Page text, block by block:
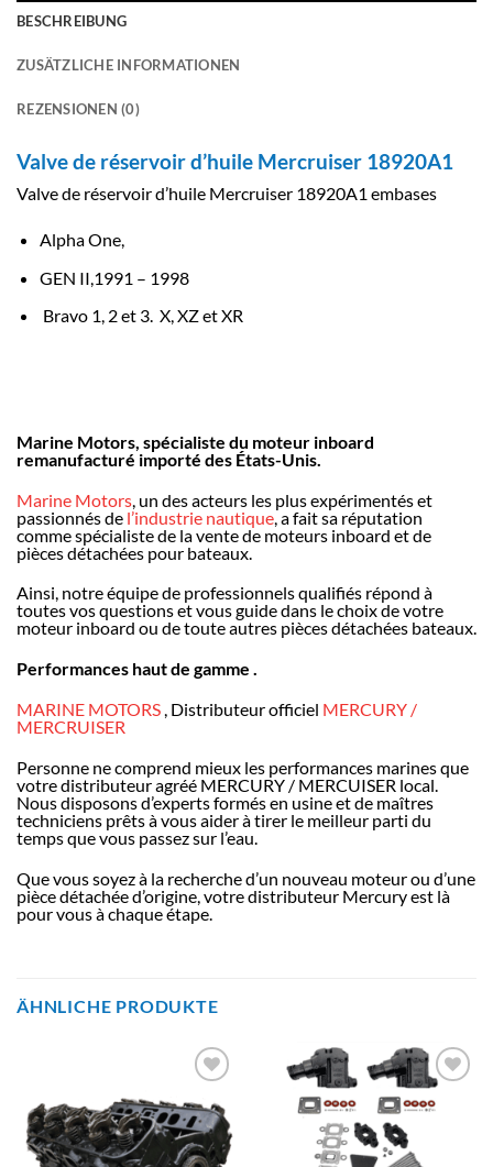
BESCHREIBUNG
ZUSÄTZLICHE INFORMATIONEN
REZENSIONEN (0)
Valve de réservoir d’huile Mercruiser 18920A1
Valve de réservoir d’huile Mercruiser 18920A1 embases
Alpha One,
GEN II,1991 – 1998
Bravo 1, 2 et 3. X, XZ et XR
Marine Motors, spécialiste du moteur inboard
remanufacturé importé des États-Unis.
Marine Motors , un des acteurs les plus expérimentés et
passionnés de l’industrie nautique, a fait sa réputation
comme spécialiste de la vente de moteurs inboard et de
pièces détachées pour bateaux.
Ainsi, notre équipe de professionnels qualifiés répond à
toutes vos questions et vous guide dans le choix de votre
moteur inboard ou de toute autres pièces détachées bateaux.
Performances haut de gamme .
MARINE MOTORS , Distributeur officiel MERCURY /
MERCRUISER
Personne ne comprend mieux les performances marines que
votre distributeur agréé MERCURY / MERCUISER local.
Nous disposons d’experts formés en usine et de maîtres
techniciens prêts à vous aider à tirer le meilleur parti du
temps que vous passez sur l’eau.
Que vous soyez à la recherche d’un nouveau moteur ou d’une
pièce détachée d’origine, votre distributeur Mercury est là
pour vous à chaque étape.
ÄHNLICHE PRODUKTE
AJOUTER
À LA
LISTE
D’ENVIES
AJOUTER
LISTE
D’ENVIES